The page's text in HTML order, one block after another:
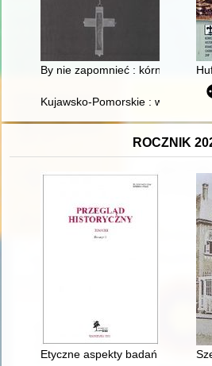
By nie zapomnieć : kórniccy
Kujawsko-Pomorskie : wspólnie
ROCZNIK
Etyczne aspekty badań nad